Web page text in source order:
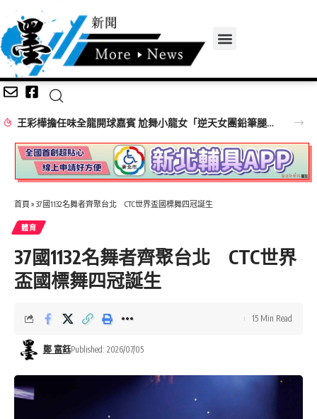
王彩樺擔任味全龍開球嘉賓 尬舞小龍女「逆天女團鉛筆腿」搶鏡
首頁 » 37國1132名舞者齊聚台北 CTC世界盃國標舞四冠誕生
體育
37國1132名舞者齊聚台北 CTC世界
盃國標舞四冠誕生
鄭 富鈺Published: 2026/07/05
15 Min Read